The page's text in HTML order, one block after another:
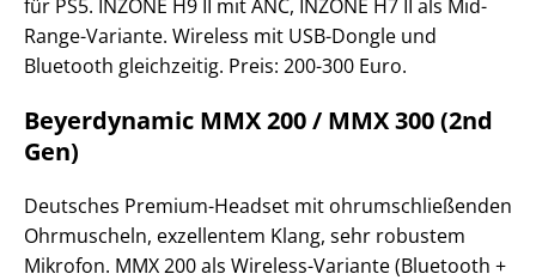
für PS5. INZONE H9 II mit ANC, INZONE H7 II als Mid-
Range-Variante. Wireless mit USB-Dongle und
Bluetooth gleichzeitig. Preis: 200-300 Euro.
Beyerdynamic MMX 200 / MMX 300 (2nd
Gen)
Deutsches Premium-Headset mit ohrumschließenden
Ohrmuscheln, exzellentem Klang, sehr robustem
Mikrofon. MMX 200 als Wireless-Variante (Bluetooth +